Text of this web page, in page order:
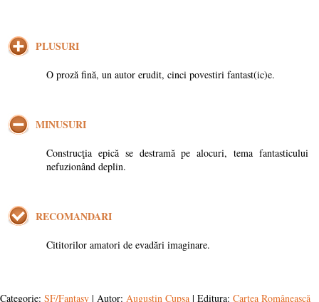
PLUSURI
O proză fină, un autor erudit, cinci povestiri fantast(ic)e.
MINUSURI
Construcţia epică se destramă pe alocuri, tema fantasticului
nefuzionând deplin.
RECOMANDARI
Cititorilor amatori de evadări imaginare.
Categorie: SF/Fantasy | Autor: Augustin Cupşa | Editura: Cartea Românească